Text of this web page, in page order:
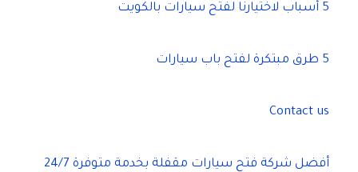
5 أسباب لاختيارنا لفتح سيارات بالكويت
5 طرق مبتكرة لفتح باب سيارات
Contact us
أفضل شركة فتح سيارات مقفلة بخدمة متوفرة 24/7